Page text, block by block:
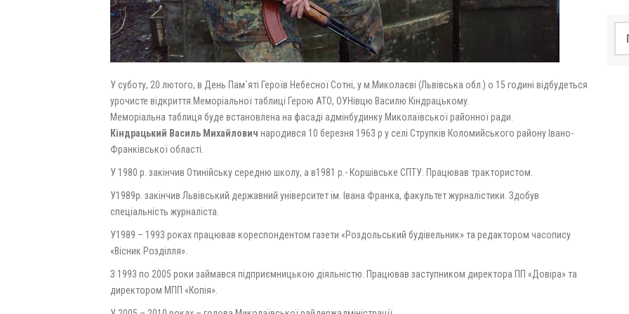
У суботу, 20 лютого, в День Пам`яті Героїв Небесної Сотні, у м.Миколаєві (Львівська обл.) о 15 годині відбудеться
урочисте відкриття Меморіальної таблиці Герою АТО, ОУНівцю Василю Кіндрацькому.
Меморіальна таблиця буде встановлена на фасаді адмінбудинку Миколаївської районної ради.
Кіндрацький Василь Михайлович народився 10 березня 1963 р у селі Струпків Коломийського району Івано-
Франківської області.
У 1980 р. закінчив Отинійську середню школу, а в1981 р.- Коршівське СПТУ. Працював трактористом.
У1989р. закінчив Львівський державний університет ім. Івана Франка, факультет журналістики. Здобув
спеціальність журналіста.
У1989 – 1993 роках працював кореспондентом газети «Роздольський будівельник» та редактором часопису
«Вісник Розділля».
З 1993 по 2005 роки займався підприємницькою діяльністю. Працював заступником директора ПП «Довіра» та
директором МПП «Копія».